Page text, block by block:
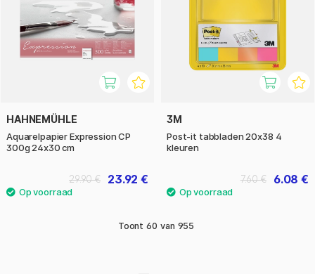
HAHNEMÜHLE
Aquarelpapier Expression CP
300g 24x30 cm
23.92 €
29.90 €
3M
Post-it tabbladen 20x38 4
kleuren
6.08 €
7.60 €
Toont 60 van 955